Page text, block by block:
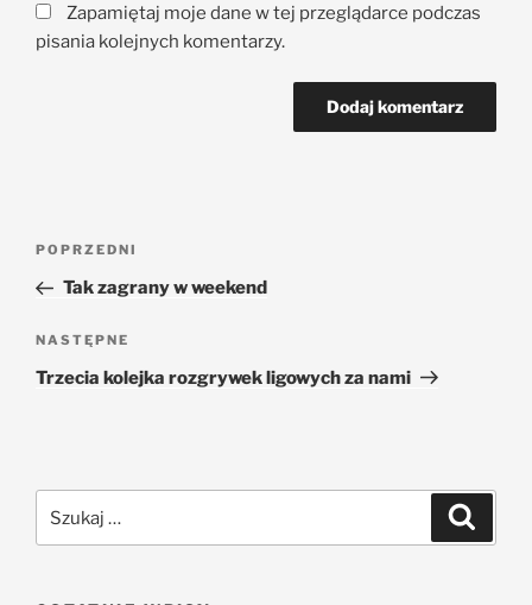
Zapamiętaj moje dane w tej przeglądarce podczas
pisania kolejnych komentarzy.
POPRZEDNI
Tak zagrany w weekend
NASTĘPNE
Trzecia kolejka rozgrywek ligowych za nami